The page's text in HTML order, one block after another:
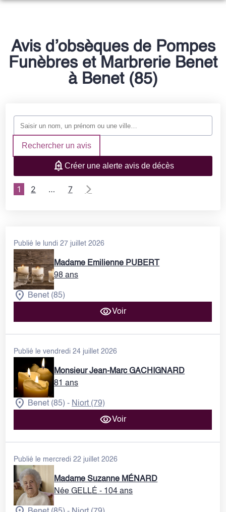
ORGANISER DES OBSÈQUES
PRÉVOIR SES OBSÈQUES
SERVICES AUX FAMILLES
NOTRE AGENCE
NOTRE CHAMBRE FUNERAIRE
ESPACES HOMMAGES
Avis d’obsèques de Pompes
Funèbres et Marbrerie Benet
à Benet (85)
Rechercher un avis
Créer une alerte avis de décès
1 2 … 7
Publié le lundi 27 juillet 2026
Madame Emilienne PUBERT
98 ans
Benet (85)
Voir
Publié le vendredi 24 juillet 2026
Monsieur Jean-Marc GACHIGNARD
81 ans
Benet (85) - Niort (79)
Voir
Publié le mercredi 22 juillet 2026
Madame Suzanne MÉNARD
Née GELLÉ - 104 ans